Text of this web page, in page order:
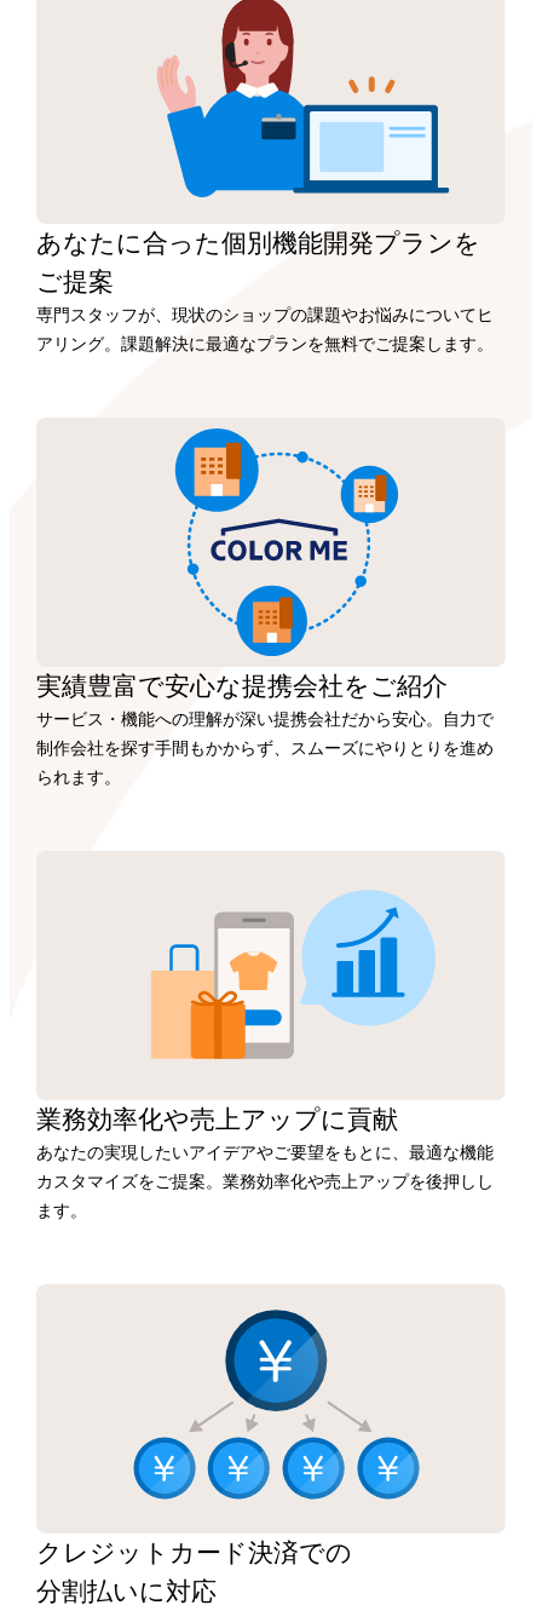
あなたに合った個別機能開発プランを
ご提案
専門スタッフが、現状のショップの課題やお悩みについてヒ
アリング。課題解決に最適なプランを無料でご提案します。
実績豊富で安心な提携会社を ご紹介
サービス・機能への理解が深い提携会社だから安心。自力で
制作会社を探す手間もかからず、スムーズにやりとりを進め
られます。
業務効率化や売上アップに貢献
あなたの実現したいアイデアやご要望をもとに、最適な機能
カスタマイズをご提案。業務効率化や売上アップを後押しし
ます。
クレジットカード決済での
分割払いに対応